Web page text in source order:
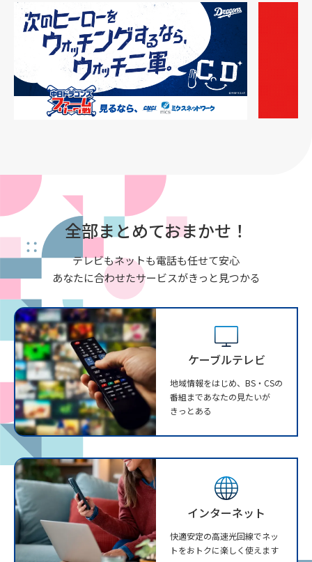
全部まとめておまかせ！
テレビもネットも電話も任せて安心
あなたに合わせたサービスがきっと見つかる
ケーブルテレビ
地域情報をはじめ、BS・CSの
番組まであなたの見たいが
きっとある
インターネット
快適安定の高速光回線でネッ
トをおトクに楽しく使えます